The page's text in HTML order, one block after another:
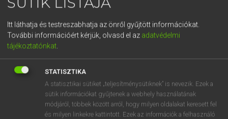
KERESÉS
Díjmentes angol szótár
hsz
hajón
repülőgépen
vonaton
Itt láthatja és testreszabhatja az önről gyűjtött információkat.
További információért kérjük, olvasd el az adatvédelmi
tájékoztatónkat.
STATISZTIKA
A statisztikai sütiket „teljesítménysütiknek” is nevezik. Ezek a
sütik információkat gyűjtenek a webhely használatának
módjáról, többek között arról, hogy milyen oldalakat keresett fel
és milyen linkekre kattintott. Ezek az információk a felhasználó
5 6 7 8 9 ö ü ó
j k
n m , . - AltGr